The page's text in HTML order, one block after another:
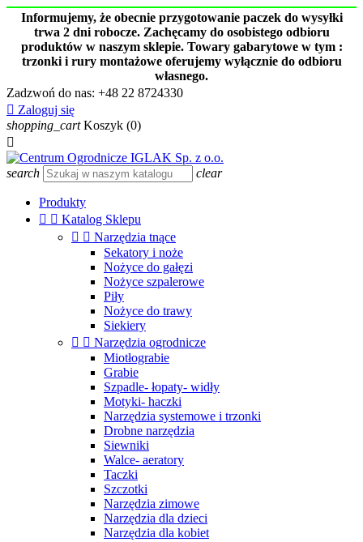
Informujemy, że obecnie przygotowanie paczek do wysyłki
trwa 2 dni robocze. Zachęcamy do osobistego odbioru
produktów w naszym sklepie. Towary gabarytowe w tym :
trzonki i rury montażowe oferujemy wyłącznie do odbioru
własnego.
Zadzwoń do nas: +48 22 8724330
 Zaloguj się
shopping_cart Koszyk (0)

search clear
Produkty
  Katalog Sklepu
  Narzędzia tnące
Sekatory i noże
Nożyce do gałęzi
Nożyce szpalerowe
Piły
Nożyce do trawy
Siekiery
  Narzędzia ogrodnicze
Miotłograbie
Grabie
Szpadle- łopaty- widły
Motyki- haczki
Narzędzia systemowe i trzonki
Drobne narzędzia
Siewniki
Walce- aeratory
Taczki
Szczotki
Narzędzia zimowe
Narzędzia dla dzieci
Narzędzia dla kobiet